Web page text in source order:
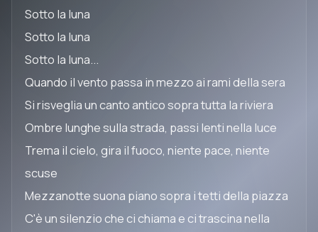
Sotto la luna
Sotto la luna
Sotto la luna...
Quando il vento passa in mezzo ai rami della sera
Si risveglia un canto antico sopra tutta la riviera
Ombre lunghe sulla strada, passi lenti nella luce
Trema il cielo, gira il fuoco, niente pace, niente
scuse
Mezzanotte suona piano sopra i tetti della piazza
C'è un silenzio che ci chiama e ci trascina nella